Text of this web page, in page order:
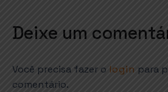
Deixe um
Você precisa fazer o login para
comentário.